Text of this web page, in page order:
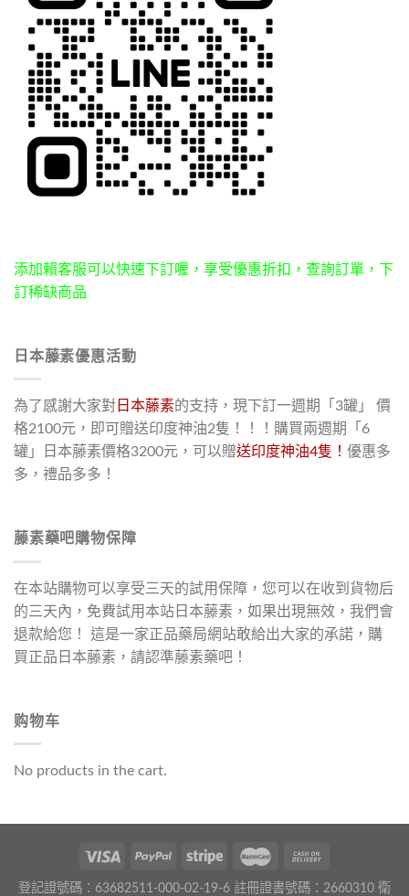
添加賴客服可以快速下訂喔，享受優惠折扣，查詢訂單，下
訂稀缺商品
日本藤素優惠活動
為了感謝大家對 日本藤素的支持，現下訂一週期「3罐」 價
格2100元，即可贈送印度神油2隻！！！購買兩週期「6
罐」日本藤素價格3200元，可以贈送印度神油4隻！ 優惠多
多，禮品多多！
藤素藥吧購物保障
在本站購物可以享受三天的試用保障，您可以在收到貨物后
的三天內，免費試用本站日本藤素，如果出現無效，我們會
退款給您！ 這是一家正品藥局網站敢給出大家的承諾，購
買正品日本藤素，請認準藤素藥吧！
购物车
No products in the cart.
登記證號碼：63682511-000-02-19-6 註冊證書號碼：2660310 衛